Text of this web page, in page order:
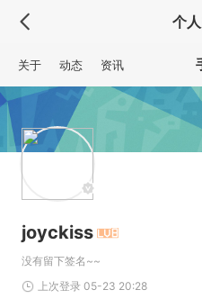
个
joyckiss
没有留下签名~~
上次登录 05-23 20:28
关于 动态 资讯